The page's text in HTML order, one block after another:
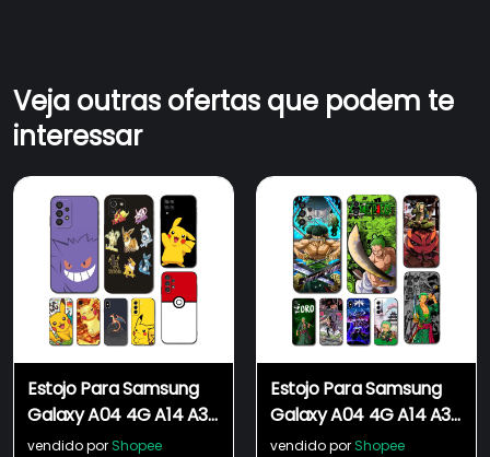
Veja outras ofertas que podem te
interessar
Estojo Para Samsung
Galaxy A04 4G A14 A34
A54 5G Capa De
vendido por Shopee
Estojo Para Samsung
Galaxy A04 4G A14 A34
A54 5G Capa De
vendido por Shopee